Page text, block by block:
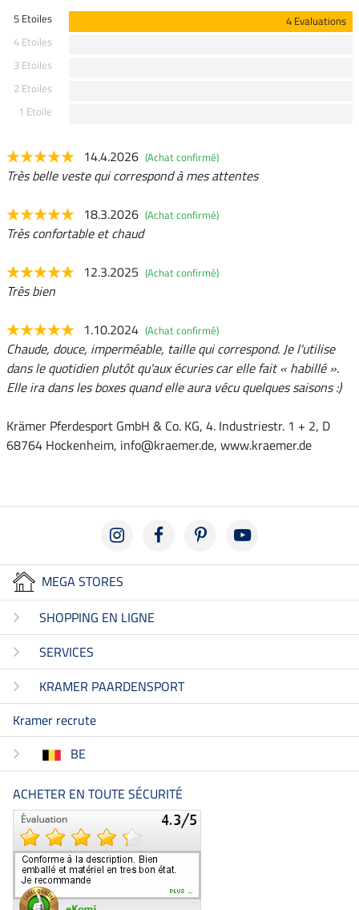
5 Etoiles
4 Evaluations
4 Etoiles
3 Etoiles
2 Etoiles
1 Etoile
14.4.2026 (Achat confirmé)
Très belle veste qui correspond à mes attentes
18.3.2026 (Achat confirmé)
Très confortable et chaud
12.3.2025 (Achat confirmé)
Très bien
1.10.2024 (Achat confirmé)
Chaude, douce, imperméable, taille qui correspond. Je l'utilise
dans le quotidien plutôt qu'aux écuries car elle fait « habillé ».
Elle ira dans les boxes quand elle aura vécu quelques saisons :)
Krämer Pferdesport GmbH & Co. KG, 4. Industriestr. 1 + 2, D
68764 Hockenheim, info@kraemer.de, www.kraemer.de
MEGA STORES
SHOPPING EN LIGNE
SERVICES
KRAMER PAARDENSPORT
Kramer recrute
BE
ACHETER EN TOUTE SÉCURITÉ